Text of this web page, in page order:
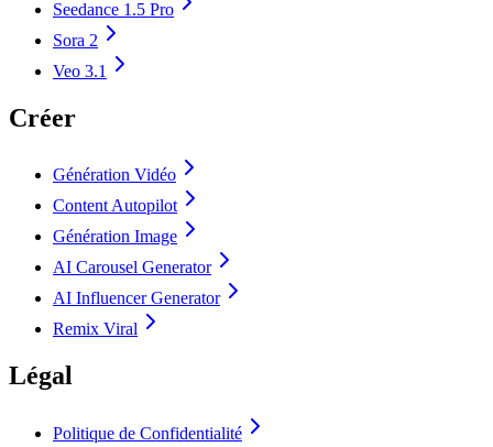
Seedance 1.5 Pro
Sora 2
Veo 3.1
Créer
Génération Vidéo
Content Autopilot
Génération Image
AI Carousel Generator
AI Influencer Generator
Remix Viral
Légal
Politique de Confidentialité